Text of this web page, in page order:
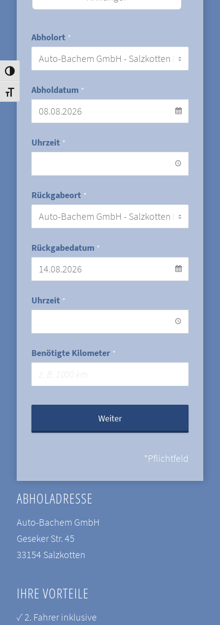
Umschalten auf hohe Kontraste
Schrift vergrößern
Abholort *
Abholdatum *
Uhrzeit *
Rückgabeort *
Rückgabedatum *
Uhrzeit *
Benötigte Kilometer *
Weiter
*Pflichtfeld
ABHOLADRESSE
Auto-Bachem GmbH
Geseker Str. 45
33154 Salzkotten
IHRE VORTEILE
✓ 2. Fahrer inklusive